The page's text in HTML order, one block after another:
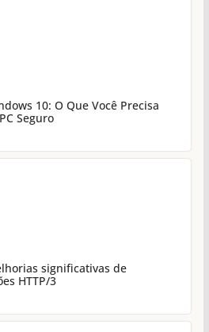
10: O Que Você Precisa
Seguro
significativas de
HTTP/3